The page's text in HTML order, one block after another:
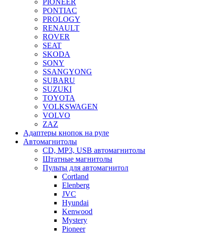
PIONEER
PONTIAC
PROLOGY
RENAULT
ROVER
SEAT
SKODA
SONY
SSANGYONG
SUBARU
SUZUKI
TOYOTA
VOLKSWAGEN
VOLVO
ZAZ
Адаптеры кнопок на руле
Автомагнитолы
CD, MP3, USB автомагнитолы
Штатные магнитолы
Пульты для автомагнитол
Cortland
Elenberg
JVC
Hyundai
Kenwood
Mystery
Pioneer